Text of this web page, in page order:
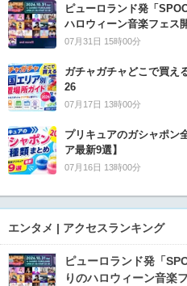
ピューロランド発「
ハロウィーン音楽フェス
07月31日 15時00分
ガチャガチャどこで買え
26
07月17日 13時00分
プリキュアのガシャポン
ア最新9選】
07月16日 13時00分
エンタメ | アクセスランキング
ピューロランド発「
りのハロウィーン音楽